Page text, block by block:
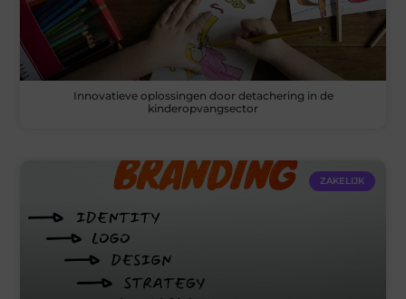
Innovatieve oplossingen door detachering in de
kinderopvangsector
ZAKELIJK